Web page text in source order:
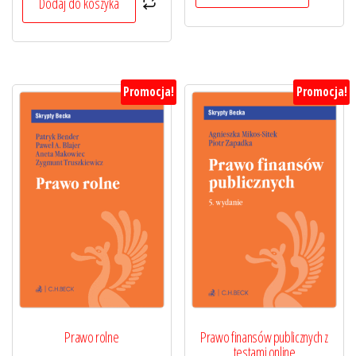
Promocja!
Prawo rolne
Promocja!
Prawo finansów publicznych z